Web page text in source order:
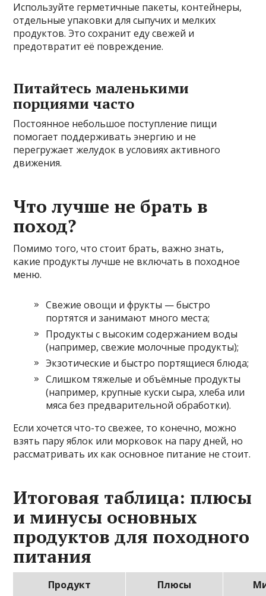
Используйте герметичные пакеты, контейнеры,
отдельные упаковки для сыпучих и мелких
продуктов. Это сохранит еду свежей и
предотвратит её повреждение.
Питайтесь маленькими
порциями часто
Постоянное небольшое поступление пищи
помогает поддерживать энергию и не
перегружает желудок в условиях активного
движения.
Что лучше не брать в
поход?
Помимо того, что стоит брать, важно знать,
какие продукты лучше не включать в походное
меню.
Свежие овощи и фрукты — быстро
портятся и занимают много места;
Продукты с высоким содержанием воды
(например, свежие молочные продукты);
Экзотические и быстро портящиеся блюда;
Слишком тяжелые и объёмные продукты
(например, крупные куски сыра, хлеба или
мяса без предварительной обработки).
Если хочется что-то свежее, то конечно, можно
взять пару яблок или морковок на пару дней, но
рассматривать их как основное питание не стоит.
Итоговая таблица: плюсы
и минусы основных
продуктов для походного
питания
Продукт Плюсы